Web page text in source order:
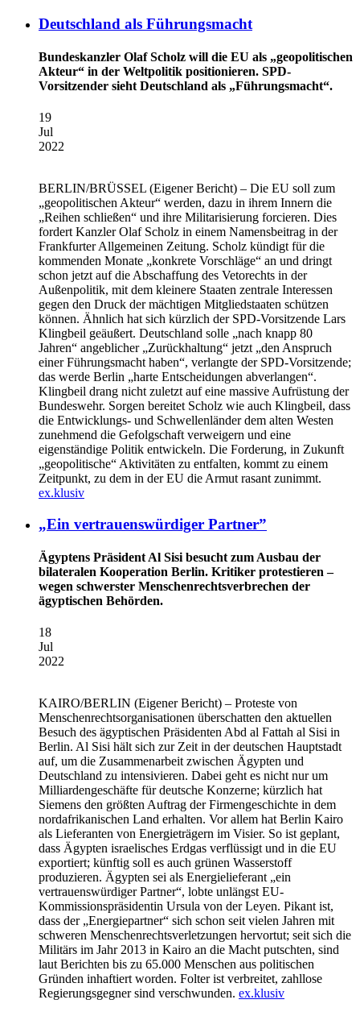
Deutschland als Führungsmacht
Bundeskanzler Olaf Scholz will die EU als „geopolitischen
Akteur“ in der Weltpolitik positionieren. SPD-
Vorsitzender sieht Deutschland als „Führungsmacht“.
19
Jul
2022
BERLIN/BRÜSSEL (Eigener Bericht) – Die EU soll zum
„geopolitischen Akteur“ werden, dazu in ihrem Innern die
„Reihen schließen“ und ihre Militarisierung forcieren. Dies
fordert Kanzler Olaf Scholz in einem Namensbeitrag in der
Frankfurter Allgemeinen Zeitung. Scholz kündigt für die
kommenden Monate „konkrete Vorschläge“ an und dringt
schon jetzt auf die Abschaffung des Vetorechts in der
Außenpolitik, mit dem kleinere Staaten zentrale Interessen
gegen den Druck der mächtigen Mitgliedstaaten schützen
können. Ähnlich hat sich kürzlich der SPD-Vorsitzende Lars
Klingbeil geäußert. Deutschland solle „nach knapp 80
Jahren“ angeblicher „Zurückhaltung“ jetzt „den Anspruch
einer Führungsmacht haben“, verlangte der SPD-Vorsitzende;
das werde Berlin „harte Entscheidungen abverlangen“.
Klingbeil drang nicht zuletzt auf eine massive Aufrüstung der
Bundeswehr. Sorgen bereitet Scholz wie auch Klingbeil, dass
die Entwicklungs- und Schwellenländer dem alten Westen
zunehmend die Gefolgschaft verweigern und eine
eigenständige Politik entwickeln. Die Forderung, in Zukunft
„geopolitische“ Aktivitäten zu entfalten, kommt zu einem
Zeitpunkt, zu dem in der EU die Armut rasant zunimmt.
ex.klusiv
„Ein vertrauenswürdiger Partner”
Ägyptens Präsident Al Sisi besucht zum Ausbau der
bilateralen Kooperation Berlin. Kritiker protestieren –
wegen schwerster Menschenrechtsverbrechen der
ägyptischen Behörden.
18
Jul
2022
KAIRO/BERLIN (Eigener Bericht) – Proteste von
Menschenrechtsorganisationen überschatten den aktuellen
Besuch des ägyptischen Präsidenten Abd al Fattah al Sisi in
Berlin. Al Sisi hält sich zur Zeit in der deutschen Hauptstadt
auf, um die Zusammenarbeit zwischen Ägypten und
Deutschland zu intensivieren. Dabei geht es nicht nur um
Milliardengeschäfte für deutsche Konzerne; kürzlich hat
Siemens den größten Auftrag der Firmengeschichte in dem
nordafrikanischen Land erhalten. Vor allem hat Berlin Kairo
als Lieferanten von Energieträgern im Visier. So ist geplant,
dass Ägypten israelisches Erdgas verflüssigt und in die EU
exportiert; künftig soll es auch grünen Wasserstoff
produzieren. Ägypten sei als Energielieferant „ein
vertrauenswürdiger Partner“, lobte unlängst EU-
Kommissionspräsidentin Ursula von der Leyen. Pikant ist,
dass der „Energiepartner“ sich schon seit vielen Jahren mit
schweren Menschenrechtsverletzungen hervortut; seit sich die
Militärs im Jahr 2013 in Kairo an die Macht putschten, sind
laut Berichten bis zu 65.000 Menschen aus politischen
Gründen inhaftiert worden. Folter ist verbreitet, zahllose
Regierungsgegner sind verschwunden. ex.klusiv